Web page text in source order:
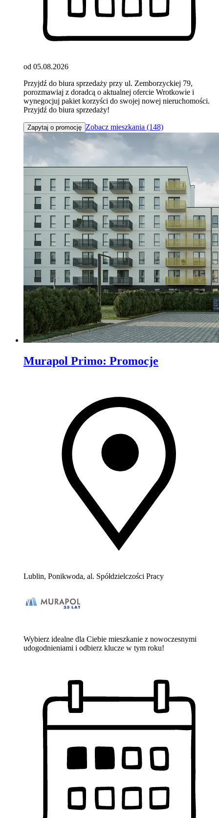
od 05.08.2026
Przyjdź do biura sprzedaży przy ul. Zemborzyckiej 79,
porozmawiaj z doradcą o aktualnej ofercie Wrotkowie i
wynegocjuj pakiet korzyści do swojej nowej nieruchomości.
Przyjdź do biura sprzedaży!
Zapytaj o promocję Zobacz mieszkania (148)
Murapol Primo: Promocje
Lublin, Ponikwoda, al. Spółdzielczości Pracy
Wybierz idealne dla Ciebie mieszkanie z nowoczesnymi
udogodnieniami i odbierz klucze w tym roku!